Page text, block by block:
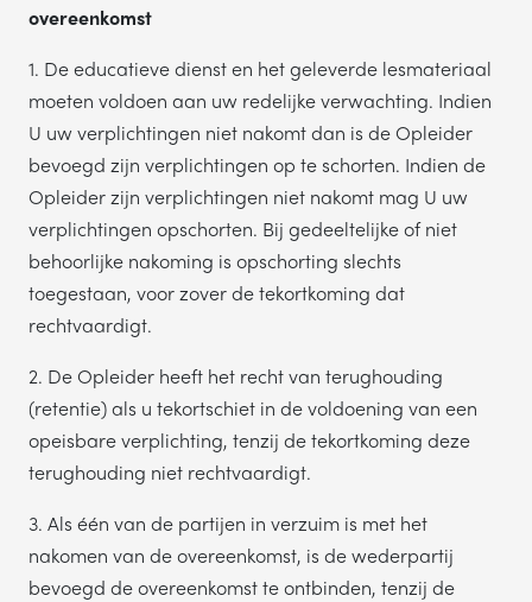
overeenkomst
1. De educatieve dienst en het geleverde lesmateriaal
moeten voldoen aan uw redelijke verwachting. Indien
U uw verplichtingen niet nakomt dan is de Opleider
bevoegd zijn verplichtingen op te schorten. Indien de
Opleider zijn verplichtingen niet nakomt mag U uw
verplichtingen opschorten. Bij gedeeltelijke of niet
behoorlijke nakoming is opschorting slechts
toegestaan, voor zover de tekortkoming dat
rechtvaardigt.
2. De Opleider heeft het recht van terughouding
(retentie) als u tekortschiet in de voldoening van een
opeisbare verplichting, tenzij de tekortkoming deze
terughouding niet rechtvaardigt.
3. Als één van de partijen in verzuim is met het
nakomen van de overeenkomst, is de wederpartij
bevoegd de overeenkomst te ontbinden, tenzij de